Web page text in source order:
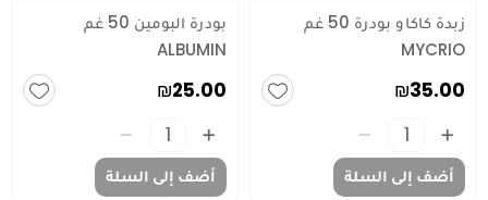
زبدة كاكاو بودرة 50 غم
MYCRIO
₪35.00
أضف إلى السلة
بودرة البومين 50 غم
ALBUMIN
₪25.00
أضف إلى السلة